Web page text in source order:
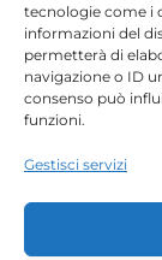
tecnologie come i
informazioni del
permetterà di
navigazione o ID
consenso può
funzioni.
Gestisci servizi
Home
Login
Contatti